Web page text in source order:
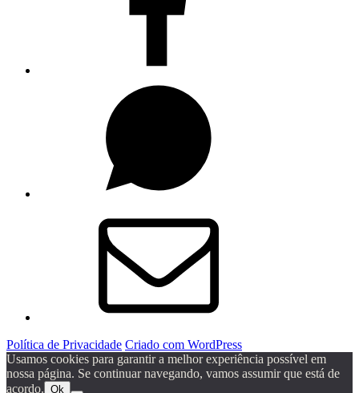
Política de Privacidade Criado com WordPress
Usamos cookies para garantir a melhor experiência possível em
nossa página. Se continuar navegando, vamos assumir que está de
acordo. Ok